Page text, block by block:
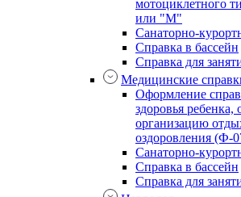
мотоциклетного
или "М"
Санаторно-
Справка в бассейн
Справка для
Медицинские
Оформление
здоровья
организацию
оздоровления (Ф-
Санаторно-
Справка в бассейн
Справка для